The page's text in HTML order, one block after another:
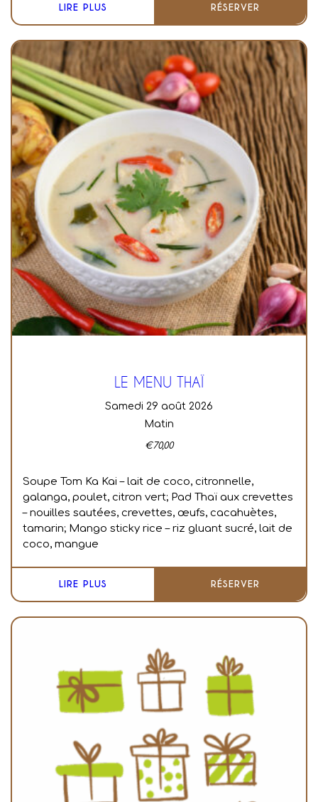
LIRE PLUS RÉSERVER
LE MENU THAÏ
samedi 29 août 2026
Matin
€70,00
Soupe Tom Ka Kai – lait de coco, citronnelle,
galanga, poulet, citron vert; Pad Thaï aux crevettes
– nouilles sautées, crevettes, œufs, cacahuètes,
tamarin; Mango sticky rice – riz gluant sucré, lait de
coco, mangue
LIRE PLUS RÉSERVER